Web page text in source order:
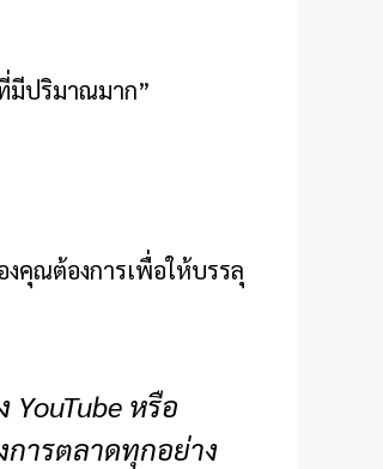
มีปริมาณมาก”
คุณต้องการเพื่อให้บรรลุ
หรือ
การตลาดทุกอย่าง